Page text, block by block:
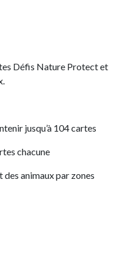
Défis Nature Protect et
jusqu’à 104 cartes
chacune
des animaux par zones